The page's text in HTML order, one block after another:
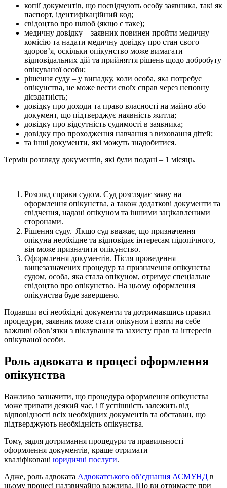
копії документів, що посвідчують особу заявника, такі як
паспорт, ідентифікаційний код;
свідоцтво про шлюб (якщо є таке);
медичну довідку – заявник повинен пройти медичну
комісію та надати медичну довідку про стан свого
здоров’я, оскільки опікунство може вимагати
відповідальних дій та прийняття рішень щодо добробуту
опікуваної особи;
рішення суду – у випадку, коли особа, яка потребує
опікунства, не може вести своїх справ через неповну
дієздатність;
довідку про доходи та право власності на майно або
документ, що підтверджує наявність житла;
довідку про відсутність судимості в заявника;
довідку про проходження навчання з виховання дітей;
та інші документи, які можуть знадобитися.
Термін розгляду документів, які були подані – 1 місяць.
Розгляд справи судом. Суд розглядає заяву на
оформлення опікунства, а також додаткові документи та
свідчення, надані опікуном та іншими зацікавленими
сторонами.
Рішення суду. Якщо суд вважає, що призначення
опікуна необхідне та відповідає інтересам підопічного,
він може призначити опікунство.
Оформлення документів. Після проведення
вищезазначених процедур та призначення опікунства
судом, особа, яка стала опікуном, отримує спеціальне
свідоцтво про опікунство. На цьому оформлення
опікунства буде завершено.
Подавши всі необхідні документи та дотримавшись правил
процедури, заявник може стати опікуном і взяти на себе
важливі обов’язки з піклування та захисту прав та інтересів
опікуваної особи.
Роль адвоката в процесі оформлення
опікунства
Важливо зазначити, що процедура оформлення опікунства
може тривати деякий час, і її успішність залежить від
відповідності всіх необхідних документів та обставин, що
підтверджують необхідність опікунства.
Тому, задля дотримання процедури та правильності
оформлення документів, краще отримати
кваліфіковані юридичні послуги.
Адже, роль адвоката Адвокатського об’єднання АСМУНД в
цьому процесі надзвичайно важлива. Що ви отримаєте при